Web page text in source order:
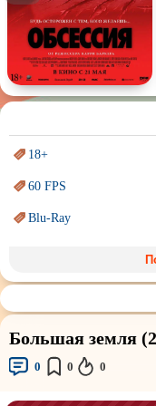
Спектакль
18+
60 FPS
Blu-Ray
Sci-Fi (Научная
Авангард и
Аниме
Врачи
Большая земля
0 0 0